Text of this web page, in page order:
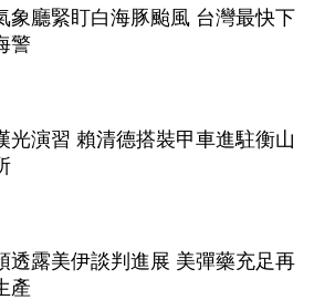
象廳緊盯白海豚颱風 台灣最快下
警
光演習 賴清德搭裝甲車進駐衡山
透露美伊談判進展 美彈藥充足再
產